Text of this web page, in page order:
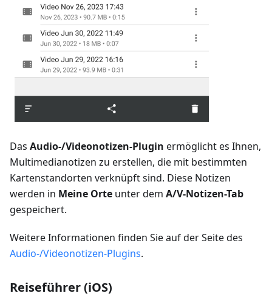
Das Audio-/Videonotizen-Plugin ermöglicht es Ihnen,
Multimedianotizen zu erstellen, die mit bestimmten
Kartenstandorten verknüpft sind. Diese Notizen
werden in Meine Orte unter dem A/V-Notizen-Tab
gespeichert.
Weitere Informationen finden Sie auf der Seite des
Audio-/Videonotizen-Plugins.
Reiseführer (iOS)